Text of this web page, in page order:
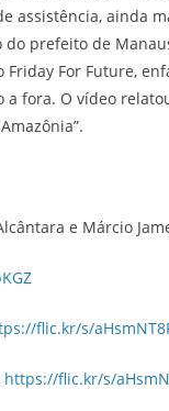
assistência, ainda
prefeito de
For Future,
fora. O vídeo
e Márcio
flic.kr/s/
https://flic.kr/s/